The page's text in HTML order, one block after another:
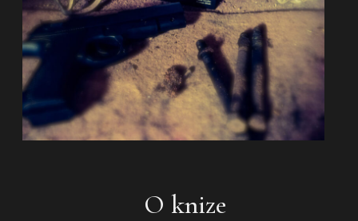
O knize